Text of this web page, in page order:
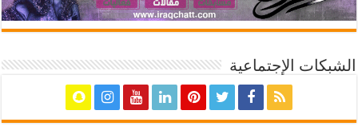
الشبكات الإجتماعية